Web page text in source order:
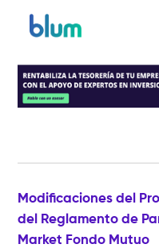
Modificaciones del
del Reglamento de
Market Fondo Mutuo